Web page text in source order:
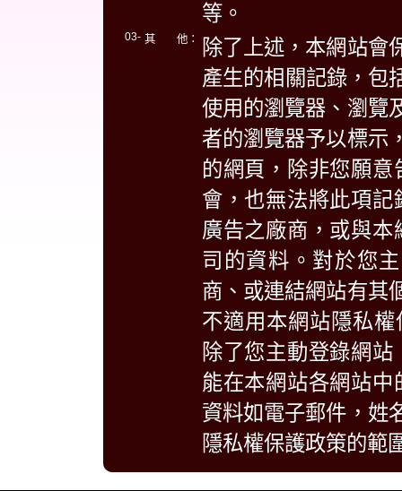
等。
03- 其 他：
除了上述，本網站會
產生的相關記錄，包
使用的瀏覽器、瀏覽
者的瀏覽器予以標示
的網頁，除非您願
會，也無法將此項
廣告之廠商，或與
司的資料。對於您
商、或連結網站有其
不適用本網站隱私
除了您主動登錄網
能在本網站各網站
資料如電子郵件，姓
隱私權保護政策的範